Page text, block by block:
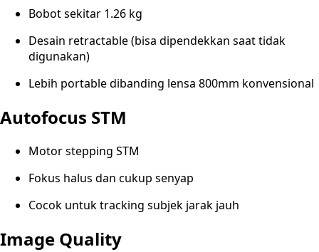
Bobot sekitar 1.26 kg
Desain retractable (bisa dipendekkan saat tidak
digunakan)
Lebih portable dibanding lensa 800mm konvensional
Autofocus STM
Motor stepping STM
Fokus halus dan cukup senyap
Cocok untuk tracking subjek jarak jauh
Image Quality